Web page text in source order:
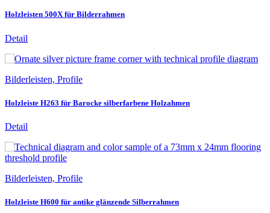
Holzleisten 500X für Bilderrahmen
Detail
Bilderleisten, Profile
Holzleiste H263 für Barocke silberfarbene Holzahmen
Detail
Bilderleisten, Profile
Holzleiste H600 für antike glänzende Silberrahmen